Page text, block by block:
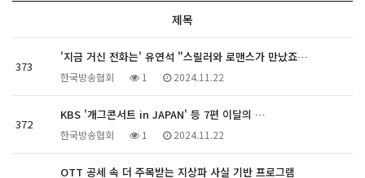
제목
373
'지금 거신 전화는' 유연석 "스릴러와 로맨스가 만났죠…
한국방송협회 1 2024.11.22
372
KBS '개그콘서트 in JAPAN' 등 7편 이달의 …
한국방송협회 1 2024.11.22
OTT 공세 속 더 주목받는 지상파 사실 기반 프로그램